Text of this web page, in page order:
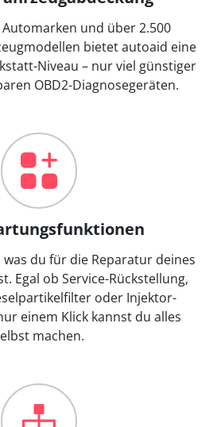
und über 2.500
bietet autoaid eine
Niveau – nur viel günstiger
OBD2-Diagnosegeräten.
du für die Reparatur deines
Egal ob Service-Rückstellung,
oder Injektor-
einem Klick kannst du alles
machen.